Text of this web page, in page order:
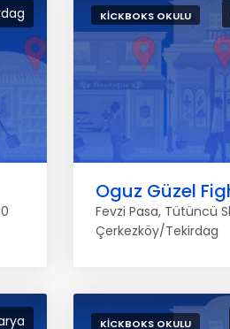
KICKBOKS OKULU
Oguz Güzel
Fevzi Pasa, Tütüncü
Çerkezköy/Tekirdag
KICKBOKS OKULU